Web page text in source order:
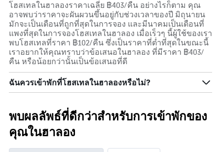
โฮสเทลในฮาลองราคาเฉลี่ย ฿403/คืน อย่างไรก็ตาม คุณ
อาจพบว่าราคาจะผันผวนขึ้นอยู่กับช่วงเวลาของปี มิถุนายน
มักจะเป็นเดือนที่ถูกที่สุดในการจอง และมีนาคมเป็นเดือนที่
แพงที่สุดในการจองโฮสเทลในฮาลอง เมื่อเร็วๆ นี้ผู้ใช้ของเรา
พบโฮสเทลที่ราคา ฿102/คืน ซึ่งเป็นราคาที่ต่ำที่สุดในขณะนี้
เราอยากให้คุณทราบว่าข้อเสนอในฮาลอง ที่มีราคา ฿403/
คืน หรือน้อยกว่านั้นเป็นข้อเสนอที่ดี
ฉันควรเข้าพักที่โฮสเทลในฮาลองหรือไม่?
พบผลลัพธ์ที่ดีกว่าสำหรับการเข้าพักของ
คุณในฮาลอง